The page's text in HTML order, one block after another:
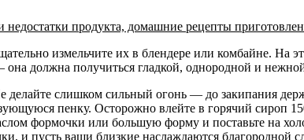
продукта, домашние рецепты
измельчите их в блендере или комбайне. На
она должна получиться гладкой, однородной и
делайте слишком сильный огонь — до закипания
пенку. Осторожно влейте в горячий сироп
формочки или большую форму и поставьте на
и пусть ваши близкие наслаждаются благородной